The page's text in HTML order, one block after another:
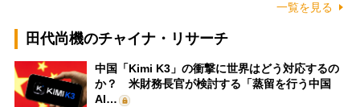
一覧を見る
田代尚機のチャイナ・リサーチ
中国「Kimi K3」の衝撃に世界はどう対応するの
か？ 米財務長官が検討する「蒸留を行う中国
AI…